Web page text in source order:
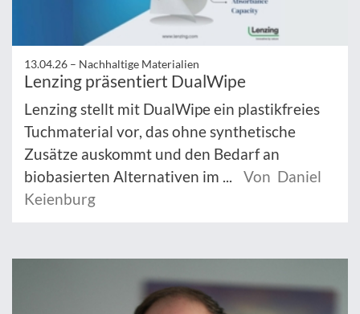
13.04.26 – Nachhaltige Materialien
Lenzing präsentiert DualWipe
Lenzing stellt mit DualWipe ein plastikfreies
Tuchmaterial vor, das ohne synthetische
Zusätze auskommt und den Bedarf an
biobasierten Alternativen im ...
Von Daniel
Keienburg